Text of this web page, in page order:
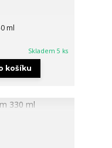
ml
Skladem 5 ks
košíku